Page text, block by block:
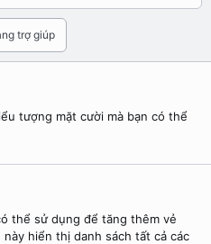
trợ giúp
tượng mặt cười mà bạn có thể
thể sử dụng để tăng thêm vẻ
hiển thị danh sách tất cả các